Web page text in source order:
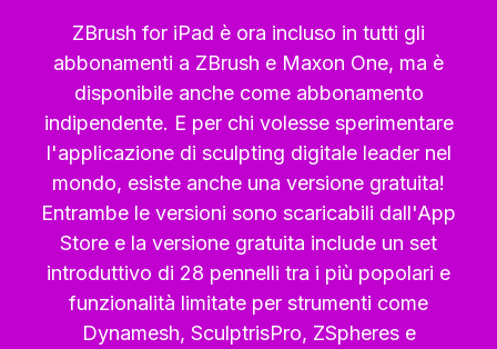
ZBrush for iPad è ora incluso in tutti gli
abbonamenti a ZBrush e Maxon One, ma è
disponibile anche come abbonamento
indipendente. E per chi volesse sperimentare
l'applicazione di sculpting digitale leader nel
mondo, esiste anche una versione gratuita!
Entrambe le versioni sono scaricabili dall'App
Store e la versione gratuita include un set
introduttivo di 28 pennelli tra i più popolari e
funzionalità limitate per strumenti come
Dynamesh, SculptrisPro, ZSpheres e